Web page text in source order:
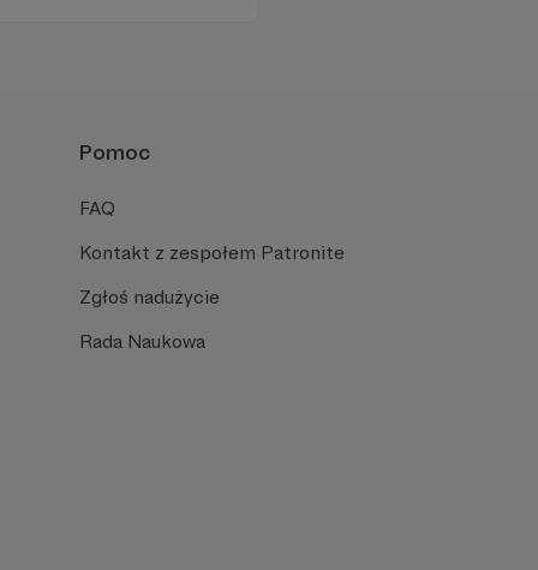
Pomoc
FAQ
Kontakt z zespołem Patronite
Zgłoś nadużycie
Rada Naukowa